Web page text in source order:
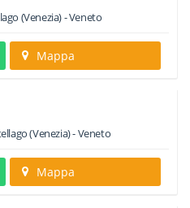
(Venezia) -Veneto
Mappa
(Venezia) -Veneto
Mappa